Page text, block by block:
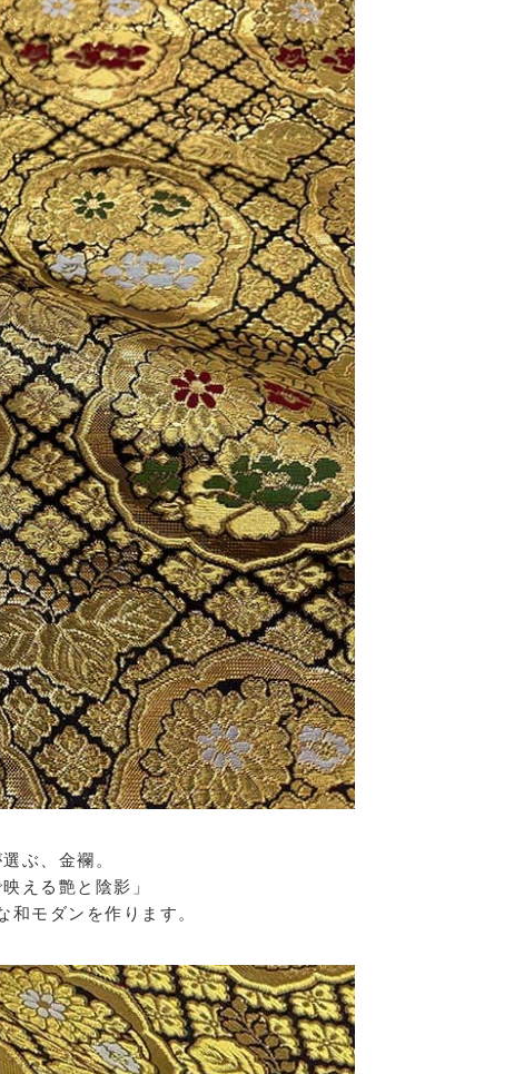
ぶ、金襴。
える艶と陰影」
和モダンを作ります。